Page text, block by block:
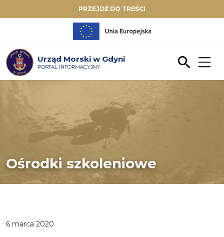
PRZEJDŹ DO TREŚCI
Urząd Morski w Gdyni
PORTAL INFORMACYJNY
Ośrodki szkoleniowe
6 marca 2020